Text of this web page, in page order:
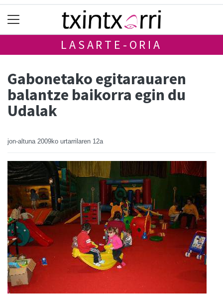
LASARTE-ORIA
Gabonetako egitarauaren
balantze baikorra egin du
Udalak
jon-altuna 2009ko urtarrilaren 12a